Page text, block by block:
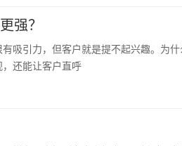
强？
吸引力，但客户就是提不起兴趣。为
还能让客户直呼